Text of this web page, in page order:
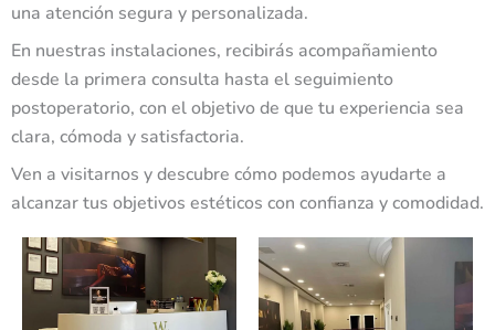
una atención segura y personalizada.
En nuestras instalaciones, recibirás acompañamiento
desde la primera consulta hasta el seguimiento
postoperatorio, con el objetivo de que tu experiencia sea
clara, cómoda y satisfactoria.
Ven a visitarnos y descubre cómo podemos ayudarte a
alcanzar tus objetivos estéticos con confianza y comodidad.